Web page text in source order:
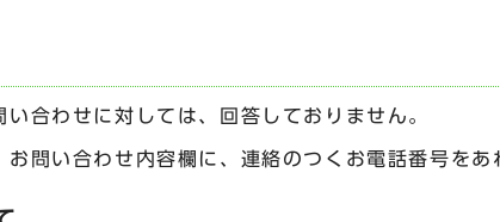
合わせに対しては、回答しておりません。
問い合わせ内容欄に、連絡のつくお電話番号をあ